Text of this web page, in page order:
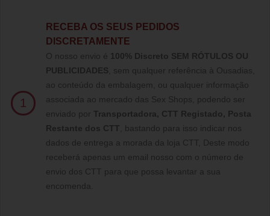
1
RECEBA OS SEUS PEDIDOS
DISCRETAMENTE
O nosso envio é 100% Discreto SEM RÓTULOS OU
PUBLICIDADES , sem qualquer referência à Ousadias,
ao conteúdo da embalagem, ou qualquer informação
associada ao mercado das Sex Shops, podendo ser
enviado por Transportadora, CTT Registado, Posta
Restante dos CTT , bastando para isso indicar nos
dados de entrega a morada da loja CTT, Deste modo
receberá apenas um email nosso com o número de
envio dos CTT para que possa levantar a sua
encomenda.